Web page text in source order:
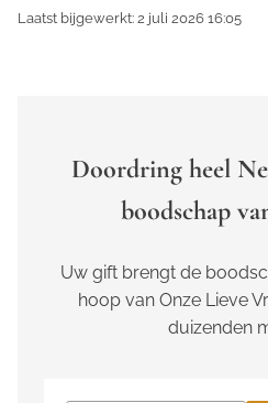
Laatst bijgewerkt: 2 juli 2026 16:05
Doordring heel
boodschap
Uw gift brengt de
hoop van Onze Lieve
duizenden